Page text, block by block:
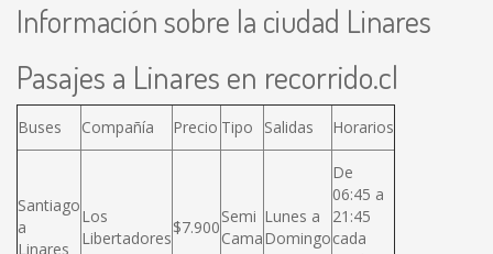
Información sobre la ciudad Linares
Pasajes a Linares en recorrido.cl
Buses Compañía Precio Tipo Salidas Horarios
Santiago
a
Linares
Los
Libertadores
$7.900
Semi
Cama
Lunes a
Domingo
De
06:45 a
21:45
cada